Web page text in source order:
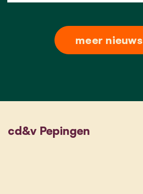
meer nieuws
cd&v Pepingen